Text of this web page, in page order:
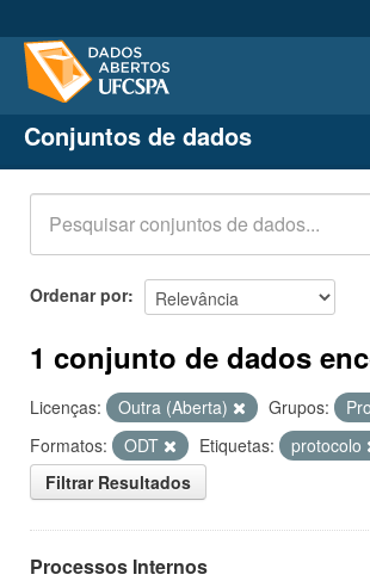
Conjuntos de dados
Organizações
Grupos
Sobre
Conjuntos de dados
Ordenar por
1 conjunto de dados
Licenças: Outra (Aberta) Grupos:
Formatos:
ODT Etiquetas:
protocolo
Filtrar Resultados
Processos Internos